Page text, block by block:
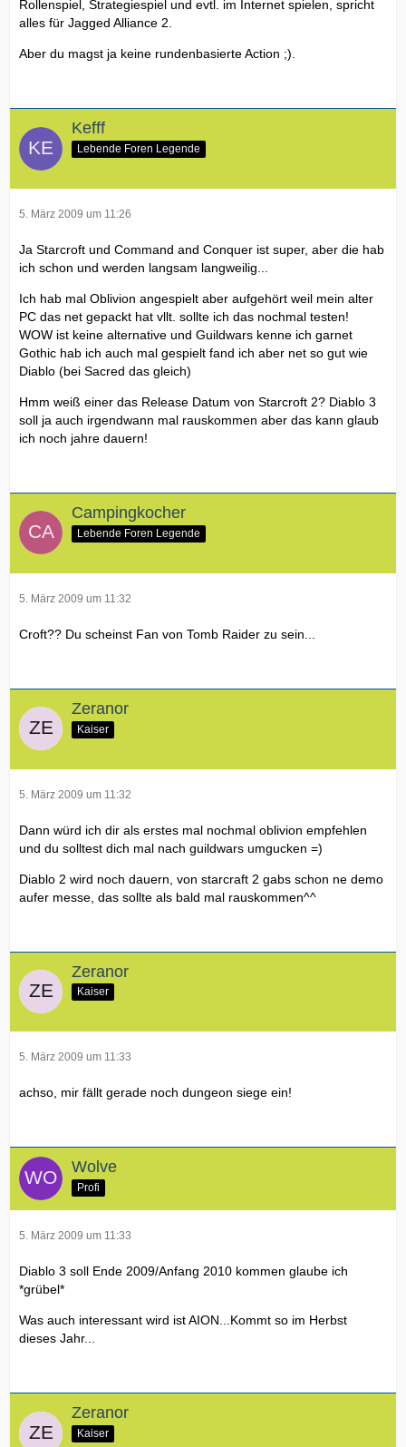
Rollenspiel, Strategiespiel und evtl. im Internet spielen, spricht
alles für Jagged Alliance 2.
Aber du magst ja keine rundenbasierte Action ;).
Kefff
Lebende Foren Legende
5. März 2009 um 11:26
Ja Starcroft und Command and Conquer ist super, aber die hab
ich schon und werden langsam langweilig...
Ich hab mal Oblivion angespielt aber aufgehört weil mein alter
PC das net gepackt hat vllt. sollte ich das nochmal testen!
WOW ist keine alternative und Guildwars kenne ich garnet
Gothic hab ich auch mal gespielt fand ich aber net so gut wie
Diablo (bei Sacred das gleich)
Hmm weiß einer das Release Datum von Starcroft 2? Diablo 3
soll ja auch irgendwann mal rauskommen aber das kann glaub
ich noch jahre dauern!
Campingkocher
Lebende Foren Legende
5. März 2009 um 11:32
Croft?? Du scheinst Fan von Tomb Raider zu sein...
Zeranor
Kaiser
5. März 2009 um 11:32
Dann würd ich dir als erstes mal nochmal oblivion empfehlen
und du solltest dich mal nach guildwars umgucken =)
Diablo 2 wird noch dauern, von starcraft 2 gabs schon ne demo
aufer messe, das sollte als bald mal rauskommen^^
Zeranor
Kaiser
5. März 2009 um 11:33
achso, mir fällt gerade noch dungeon siege ein!
Wolve
Profi
5. März 2009 um 11:33
Diablo 3 soll Ende 2009/Anfang 2010 kommen glaube ich
*grübel*
Was auch interessant wird ist AION...Kommt so im Herbst
dieses Jahr...
Zeranor
Kaiser